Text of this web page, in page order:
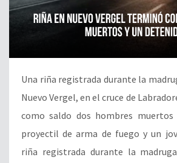
Una riña registrada durante la
Nuevo Vergel, en el cruce de
como saldo dos hombres
proyectil de arma de fuego y un
riña registrada durante la